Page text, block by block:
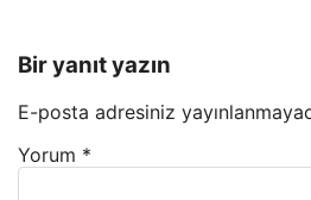
Bir yanıt yazın
E-posta adresiniz
Yorum *